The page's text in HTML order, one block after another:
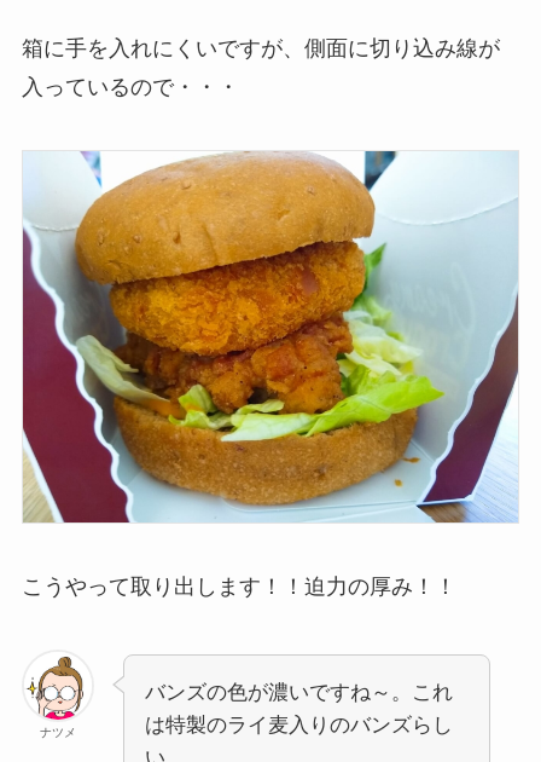
箱に手を入れにくいですが、側面に切り込み線が
入っているので・・・
こうやって取り出します！！迫力の厚み！！
ナツメ
バンズの色が濃いですね～。これ
は特製のライ麦入りのバンズらし